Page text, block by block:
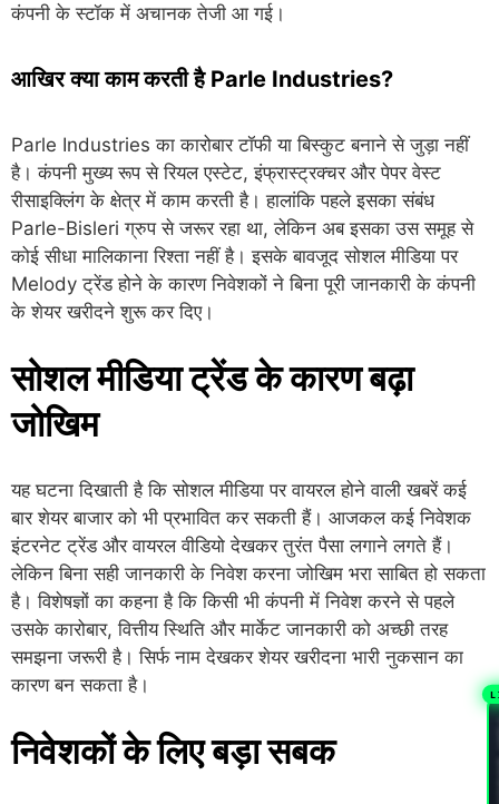
कंपनी के स्टॉक में अचानक तेजी आ गई।
आखिर क्या काम करती है Parle Industries?
Parle Industries का कारोबार टॉफी या बिस्कुट बनाने से जुड़ा नहीं
है। कंपनी मुख्य रूप से रियल एस्टेट, इंफ्रास्ट्रक्चर और पेपर वेस्ट
रीसाइक्लिंग के क्षेत्र में काम करती है। हालांकि पहले इसका संबंध
Parle-Bisleri ग्रुप से जरूर रहा था, लेकिन अब इसका उस समूह से
कोई सीधा मालिकाना रिश्ता नहीं है। इसके बावजूद सोशल मीडिया पर
Melody ट्रेंड होने के कारण निवेशकों ने बिना पूरी जानकारी के कंपनी
के शेयर खरीदने शुरू कर दिए।
सोशल मीडिया ट्रेंड के कारण बढ़ा
जोखिम
यह घटना दिखाती है कि सोशल मीडिया पर वायरल होने वाली खबरें कई
बार शेयर बाजार को भी प्रभावित कर सकती हैं। आजकल कई निवेशक
इंटरनेट ट्रेंड और वायरल वीडियो देखकर तुरंत पैसा लगाने लगते हैं।
लेकिन बिना सही जानकारी के निवेश करना जोखिम भरा साबित हो सकता
है। विशेषज्ञों का कहना है कि किसी भी कंपनी में निवेश करने से पहले
उसके कारोबार, वित्तीय स्थिति और मार्केट जानकारी को अच्छी तरह
समझना जरूरी है। सिर्फ नाम देखकर शेयर खरीदना भारी नुकसान का
कारण बन सकता है।
निवेशकों के लिए बड़ा सबक